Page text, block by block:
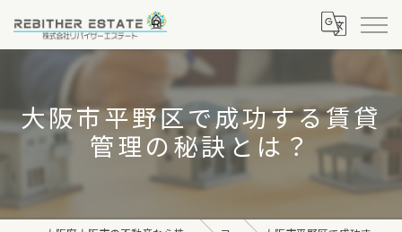
大阪市平野区で成功する賃貸
管理の秘訣とは？